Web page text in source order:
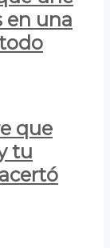
en una
que
tu